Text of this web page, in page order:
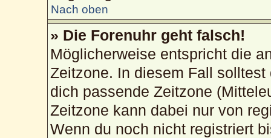
Nach oben
» Die Forenuhr geht falsch!
Möglicherweise entspricht die
Zeitzone. In diesem Fall solltest
dich passende Zeitzone
Zeitzone kann dabei nur von
Wenn du noch nicht registriert